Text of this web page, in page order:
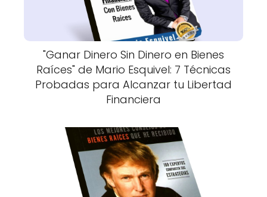
"Ganar Dinero Sin Dinero en Bienes
Raíces" de Mario Esquivel: 7 Técnicas
Probadas para Alcanzar tu Libertad
Financiera